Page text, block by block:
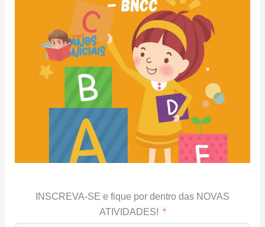
INSCREVA-SE e fique por dentro das NOVAS
ATIVIDADES!